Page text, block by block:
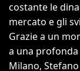
costante le
mercato e gli
Grazie a un
a una
Milano,